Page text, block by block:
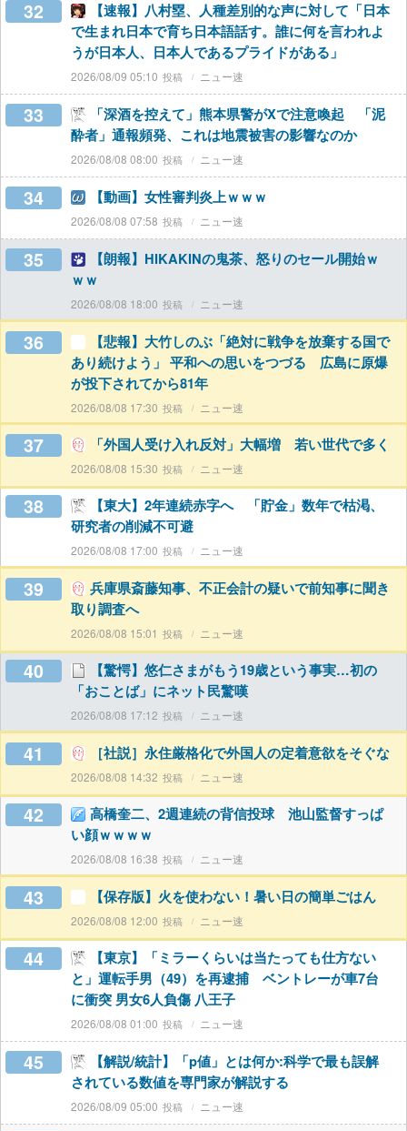
32
【速報】八村塁、人種差別的な声に対して「日本
で生まれ日本で育ち日本語話す。誰に何を言われよ
うが日本人、日本人であるプライドがある」
2026/08/09 05:10 ニュー速
33
「深酒を控えて」熊本県警がXで注意喚起 「泥
酔者」通報頻発、これは地震被害の影響なのか
2026/08/08 08:00 ニュー速
34 【動画】女性審判炎上ｗｗｗ
2026/08/08 07:58 ニュー速
35
【朗報】HIKAKINの鬼茶、怒りのセール開始ｗ
ｗｗ
2026/08/08 18:00 ニュー速
36
【悲報】大竹しのぶ「絶対に戦争を放棄する国で
あり続けよう」 平和への思いをつづる 広島に原爆
が投下されてから81年
2026/08/08 17:30 ニュー速
37 「外国人受け入れ反対」大幅増 若い世代で多く
2026/08/08 15:30 ニュー速
38
【東大】2年連続赤字へ 「貯金」数年で枯渇、
研究者の削減不可避
2026/08/08 17:00 ニュー速
39
兵庫県斎藤知事、不正会計の疑いで前知事に聞き
取り調査へ
2026/08/08 15:01 ニュー速
40
【驚愕】悠仁さまがもう19歳という事実…初の
「おことば」にネット民驚嘆
2026/08/08 17:12 ニュー速
41 ［社説］永住厳格化で外国人の定着意欲をそぐな
2026/08/08 14:32 ニュー速
42
高橋奎二、2週連続の背信投球 池山監督すっぱ
い顔ｗｗｗｗ
2026/08/08 16:38 ニュー速
43 【保存版】火を使わない！暑い日の簡単ごはん
2026/08/08 12:00 ニュー速
44
【東京】「ミラーくらいは当たっても仕方ない
と」運転手男（49）を再逮捕 ベントレーが車7台
に衝突 男女6人負傷 八王子
2026/08/08 01:00 ニュー速
45
【解説/統計】「p値」とは何か:科学で最も誤解
されている数値を専門家が解説する
2026/08/09 05:00 ニュー速